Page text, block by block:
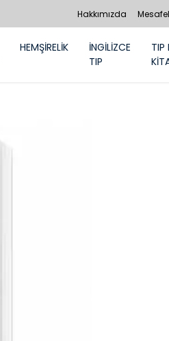
Hakkımızda
HEMŞİRELİK
İNGİLİZCE
TIP
TIP